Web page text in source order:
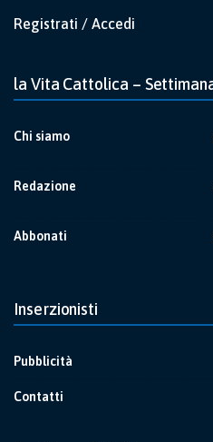
Registrati / Accedi
la Vita Cattolica –
Chi siamo
Redazione
Abbonati
Inserzionisti
Pubblicità
Contatti